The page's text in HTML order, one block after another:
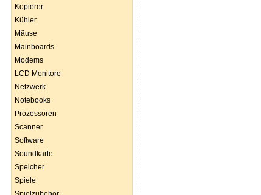
Kopierer
Kühler
Mäuse
Mainboards
Modems
LCD Monitore
Netzwerk
Notebooks
Prozessoren
Scanner
Software
Soundkarte
Speicher
Spiele